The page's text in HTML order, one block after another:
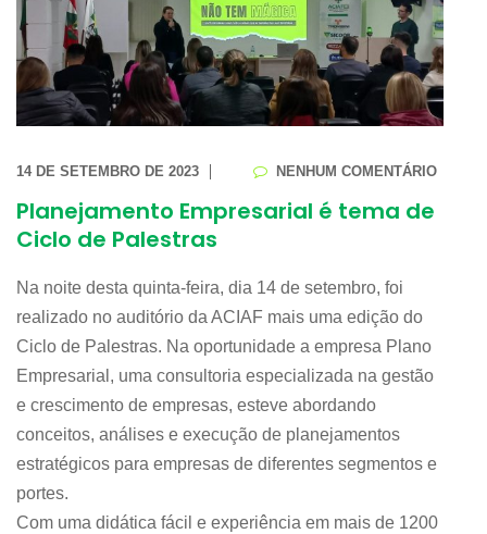
14 DE SETEMBRO DE 2023 NENHUM COMENTÁRIO
Planejamento Empresarial é tema de
Ciclo de Palestras
Na noite desta quinta-feira, dia 14 de setembro, foi
realizado no auditório da ACIAF mais uma edição do
Ciclo de Palestras. Na oportunidade a empresa Plano
Empresarial, uma consultoria especializada na gestão
e crescimento de empresas, esteve abordando
conceitos, análises e execução de planejamentos
estratégicos para empresas de diferentes segmentos e
portes.
Com uma didática fácil e experiência em mais de 1200